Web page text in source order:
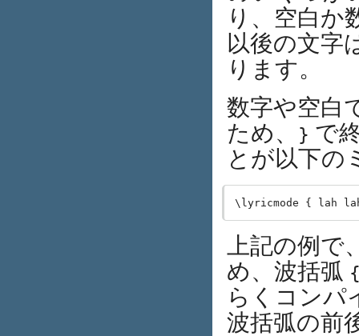
り、空白か
以後の文字
ります。
数字や空白
ため、
} で
とが以下の
上記の例で
め、波括弧
らくコンパ
波括弧の前